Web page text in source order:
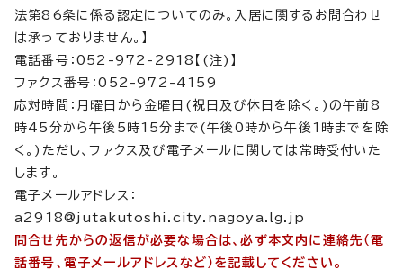
法第86条に係る認定についてのみ。入居に関するお問合わせ
は承っておりません。】
電話番号：052-972-2918【(注)】
ファクス番号：052-972-4159
応対時間：月曜日から金曜日(祝日及び休日を除く。)の午前8
時45分から午後5時15分まで(午後0時から午後1時までを除
く。)ただし、ファクス及び電子メールに関しては常時受付いた
します。
電子メールアドレス：
a2918@jutakutoshi.city.nagoya.lg.jp
問合せ先からの返信が必要な場合は、必ず本文内に連絡先（電
話番号、電子メールアドレスなど）を記載してください。